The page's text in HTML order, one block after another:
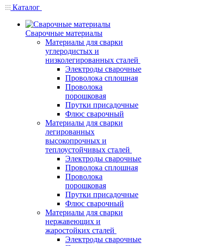
Каталог
Сварочные материалы
Материалы для сварки
углеродистых и
низколегированных сталей
Электроды сварочные
Проволока сплошная
Проволока
порошковая
Прутки присадочные
Флюс сварочный
Материалы для сварки
легированных
высокопрочных и
теплоустойчивых сталей
Электроды сварочные
Проволока сплошная
Проволока
порошковая
Прутки присадочные
Флюс сварочный
Материалы для сварки
нержавеющих и
жаростойких сталей
Электроды сварочные